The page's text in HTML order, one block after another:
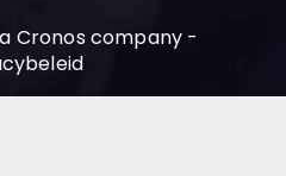
Cronos company -